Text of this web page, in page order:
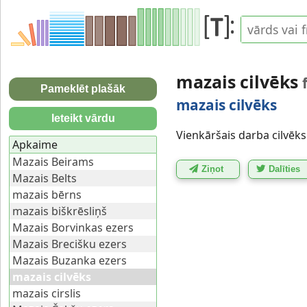
mazais cilvēks
mazais cilvēks
Vienkāršais darba
Ziņot Dalīties
Pameklēt plašāk
Ieteikt vārdu
Apkaime
Mazais Beirams
Mazais Belts
mazais bērns
mazais biškrēsliņš
Mazais Borvinkas ezers
Mazais Brecišku ezers
Mazais Buzanka ezers
mazais cilvēks
mazais cirslis